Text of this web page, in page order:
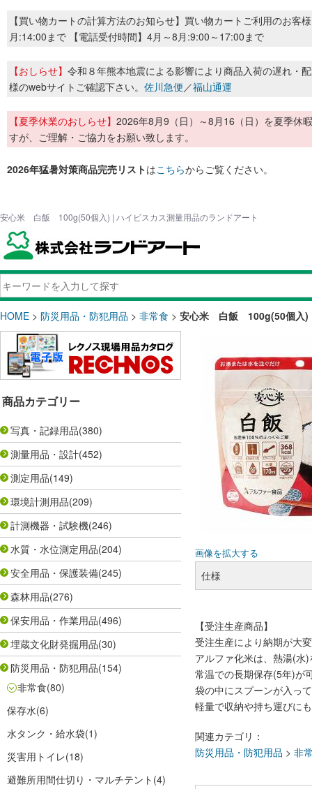
【買い物カートの計算方法のお知らせ】買い物カートご利用のお客
月:14:00まで 【電話受付時間】4月～8月:9:00～17:00まで
【おしらせ】 令和８年熊本地震による影響により商品入荷の遅れ・
様のwebサイトご確認下さい。 佐川急便／福山通運
【夏季休業のおしらせ】 2026年8月9（日）～8月16（日）を夏季休
すが、ご理解・ご協力をお願い致します。
2026年猛暑対策商品完売リストはこちらからご覧ください。
安心米 白飯 100g(50個入) | ハイビスカス測量用品のランドアート
HOME > 防災用品・防犯用品 > 非常食 > 安心米 白飯 100g(50個入)
商品カテゴリー
写真・記録用品(380)
測量用品・設計(452)
測定用品(149)
環境計測用品(209)
計測機器・試験機(246)
水質・水位測定用品(204)
安全用品・保護装備(245)
森林用品(276)
保安用品・作業用品(496)
埋蔵文化財発掘用品(30)
防災用品・防犯用品(154)
非常食(80)
保存水(6)
水タンク・給水袋(1)
災害用トイレ(18)
避難所用間仕切り・マルチテント (4)
画像を拡大する
仕様
【受注生産商品】
受注生産により納期が大
アルファ化米は、熱湯(
常温での長期保存(5年)が
袋の中にスプーンが入っ
軽量で収納や持ち運びに
関連カテゴリ：
防災用品・防犯用品 > 非